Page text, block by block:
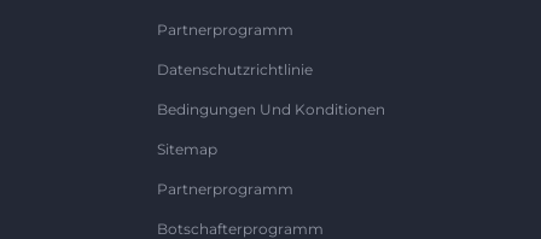
Partnerprogramm
Datenschutzrichtlinie
Bedingungen Und Konditionen
Sitemap
Partnerprogramm
Botschafterprogramm